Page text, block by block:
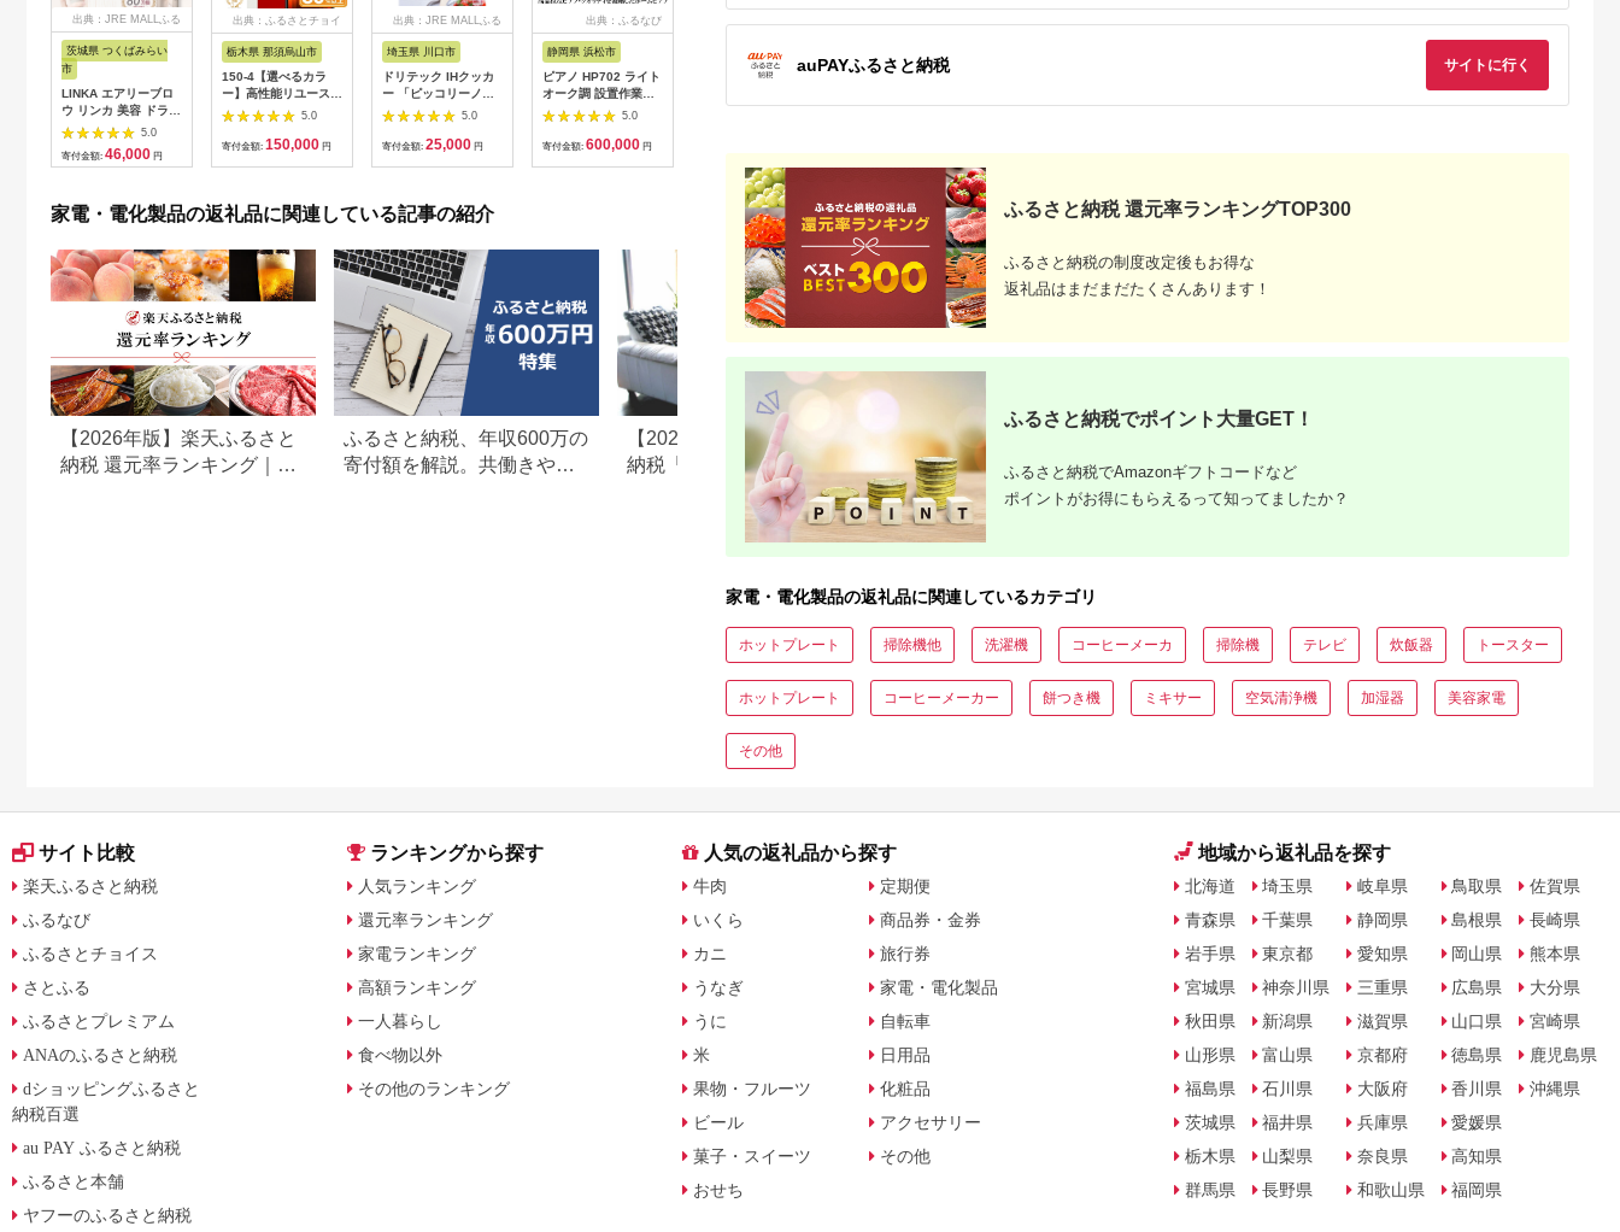
出典：JRE MALLふる
茨城県 つくばみらい
市
LINKA エアリーブロ
ウ リンカ 美容 ドライ
ヤー ヘアケア 髪 エス
テ ギフト ラッピング
贈呈品 プレゼント 母
5.0
寄付金額: 46,000 円
出典：ふるさとチョイ
栃木県 那須烏山市
150-4【選べるカラ
ー】高性能リユース
スマホ Apple
iPhoneSE 3 128GB
SIMロック解除済 本
5.0
寄付金額: 150,000 円
出典：JRE MALLふる
埼玉県 川口市
ドリテック IHクッカ
ー 「ピッコリーノ」
ブラック DI-
217BK【1642626】
5.0
寄付金額: 25,000 円
出典：ふるなび
静岡県 浜松市
ピアノ HP702 ライト
オーク調 設置作業付
ピアノ
5.0
寄付金額: 600,000 円
広島県 福山市
工具 電子工作用はん
2000E[BAEG004]工
乾電池エボルタNEO
カリ乾電池 パナソニ
USB-C 1ポートUSB-
ルアイリス【 神奈川
EOS R7 ボディー キ
さと納税
【単3×72本】乾電池
BIGCAPA basic plus
アルカリ乾電池 単3形
SIGMA 56mm F1.4
DC DN |
Contemporary【ソ
家電・電化製品の返礼品に関連している記事の紹介
【2026年版】楽天ふるさと
納税 還元率ランキング｜高
ふるさと納税、年収600万の
寄付額を解説。共働きや子
【2026年最新版】ふるさと
納税「食べ物以外」返礼品
の還元率ランキング！
楽天ふるさと納税でこだわ
りの家電探し。おすすめラ
ンキングまとめ
auPAYふるさと納税 サイトに行く
ふるさと納税 還元率ランキングTOP300
ふるさと納税の制度改定後もお得な
返礼品はまだまだたくさんあります！
ふるさと納税でポイント大量GET！
ふるさと納税でAmazonギフトコードなど
ポイントがお得にもらえるって知ってましたか？
家電・電化製品の返礼品に関連しているカテゴリ
ホットプレート 掃除機他 洗濯機 コーヒーメーカ 掃除機 テレビ 炊飯器 トースター
ホットプレート コーヒーメーカー 餅つき機 ミキサー 空気清浄機 加湿器 美容家電
その他
サイト比較
楽天ふるさと納税
ふるなび
ふるさとチョイス
さとふる
ふるさとプレミアム
ANAのふるさと納税
dショッピングふるさと
納税百選
au PAY ふるさと納税
ふるさと本舗
ヤフーのふるさと納税
ランキングから探す
人気ランキング
還元率ランキング
家電ランキング
高額ランキング
一人暮らし
食べ物以外
その他のランキング
人気の返礼品から探す
牛肉
いくら
カニ
うなぎ
うに
米
果物・フルーツ
ビール
菓子・スイーツ
おせち
定期便
商品券・金券
旅行券
家電・電化製品
自転車
日用品
化粧品
アクセサリー
その他
地域から返礼品を探す
北海道
青森県
岩手県
宮城県
秋田県
山形県
福島県
茨城県
栃木県
群馬県
埼玉県
千葉県
東京都
神奈川県
新潟県
富山県
石川県
福井県
山梨県
長野県
岐阜県
静岡県
愛知県
三重県
滋賀県
京都府
大阪府
兵庫県
奈良県
和歌山県
鳥取県
島根県
岡山県
広島県
山口県
徳島県
香川県
愛媛県
高知県
福岡県
佐賀県
長崎県
熊本県
大分県
宮崎県
鹿児島県
沖縄県